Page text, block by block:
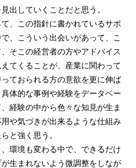
出していくことだと思う。
、この指針に書かれているサポ
、こういう出会いがあって、こ
そこの経営者の方やアドバイス
てくることが、産業に関わって
ておられる方の意欲を更に伸ば
体的な事例や経験をデータベー
経験の中から色々な知見が生ま
や気づきが出来るような仕組み
と強く思う。
、環境も変わる中で、できるだけ
生まれないよう微調整をしなが